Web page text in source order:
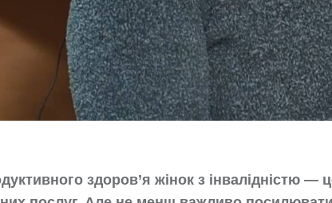
здоров’я жінок з інвалідністю —